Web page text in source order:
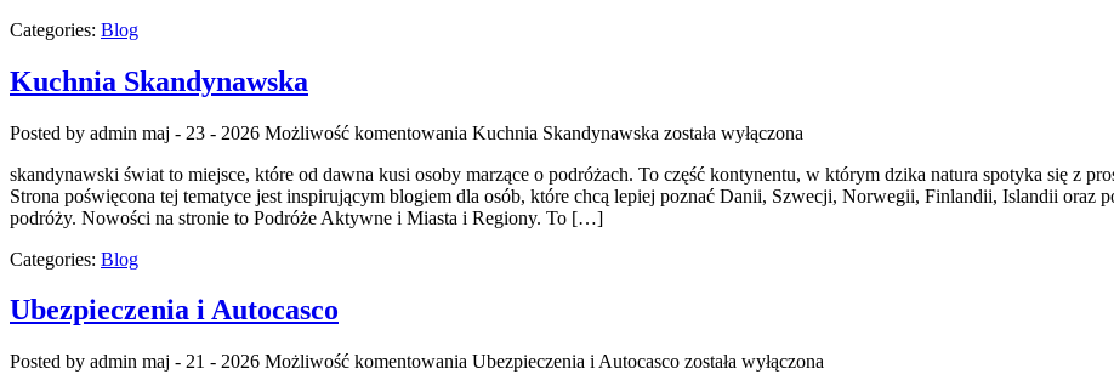
Categories: Blog
Kuchnia Skandynawska
Posted by admin maj - 23 - 2026 Możliwość komentowania Kuchnia Skandynawska została wyłączona
skandynawski świat to miejsce, które od dawna kusi osoby marzące o podróżach. To część kontynentu, w którym dzika natura spotyka się z
Strona poświęcona tej tematyce jest inspirującym blogiem dla osób, które chcą lepiej poznać Danii, Szwecji, Norwegii, Finlandii, Islandii oraz
podróży. Nowości na stronie to Podróże Aktywne i Miasta i Regiony. To […]
Categories: Blog
Ubezpieczenia i Autocasco
Posted by admin maj - 21 - 2026 Możliwość komentowania Ubezpieczenia i Autocasco została wyłączona